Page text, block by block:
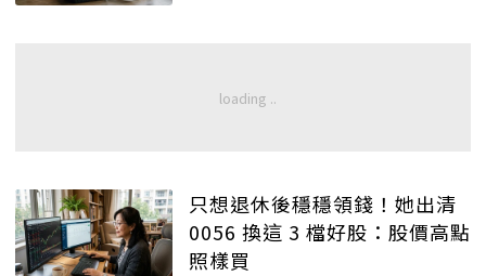
只想退休後穩穩領錢！她出清
0056 換這 3 檔好股：股價高點
照樣買